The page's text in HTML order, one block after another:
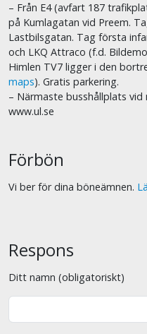
– Från E4 (avfart 187
på Kumlagatan vid Preem.
Lastbilsgatan. Tag första
och LKQ Attraco (f.d.
Himlen TV7 ligger i den
maps). Gratis parkering.
– Närmaste busshållplats vid
www.ul.se
Förbön
Vi ber för dina böneämnen.
Respons
Ditt namn (obligatoriskt)